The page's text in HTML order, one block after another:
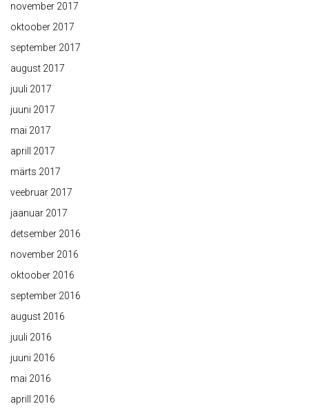
november 2017
oktoober 2017
september 2017
august 2017
juuli 2017
juuni 2017
mai 2017
aprill 2017
märts 2017
veebruar 2017
jaanuar 2017
detsember 2016
november 2016
oktoober 2016
september 2016
august 2016
juuli 2016
juuni 2016
mai 2016
aprill 2016